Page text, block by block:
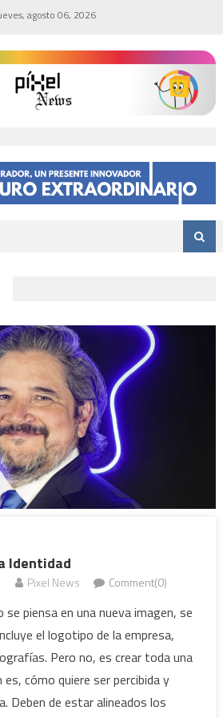
agosto 06, 2026
Identidad
Pixel News Comment(0)
piensa en una nueva imagen, se
el logotipo de la empresa,
Pero no, es crear toda una
es, cómo quiere ser percibida y
Deben de estar alineados los